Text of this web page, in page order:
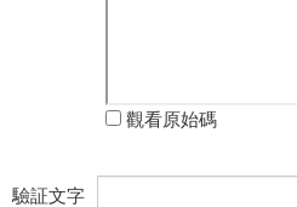
觀看原始碼
驗証文字